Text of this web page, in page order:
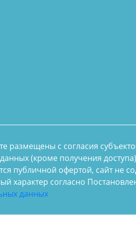
размещены с согласия
(кроме получения
публичной офертой, сайт не
характер согласно
данных